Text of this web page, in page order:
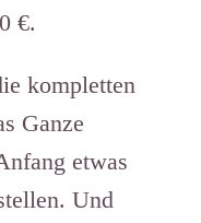
€.
kompletten
Ganze
etwas
Und